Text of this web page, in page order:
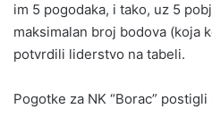
im 5 pogodaka, i tako, uz 5
maksimalan broj bodova (koja
potvrdili liderstvo na tabeli.
Pogotke za NK “Borac” postigli